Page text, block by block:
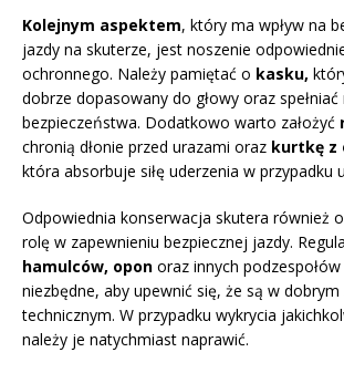
Kolejnym aspektem, który ma wpływ na
jazdy na skuterze, jest noszenie
ochronnego. Należy pamiętać o kasku,
dobrze dopasowany do głowy oraz
bezpieczeństwa. Dodatkowo warto założyć
chronią dłonie przed urazami oraz kurtkę z
która absorbuje siłę uderzenia w przypadku
Odpowiednia konserwacja skutera również
rolę w zapewnieniu bezpiecznej jazdy.
hamulców, opon oraz innych
niezbędne, aby upewnić się, że są w dobrym
technicznym. W przypadku wykrycia
należy je natychmiast naprawić.